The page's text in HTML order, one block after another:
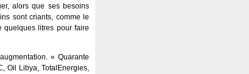
alors que ses besoins
sont criants, comme le
quelques litres pour faire
« Quarante
Oil Libya, TotalEnergies,